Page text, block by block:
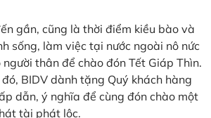
gần, cũng là thời điểm kiều bào và
sống, làm việc tại nước ngoài nô nức
thân để chào đón Tết Giáp Thìn.
BIDV dành tặng Quý khách hàng
dẫn, ý nghĩa để cùng đón chào một
tài phát lộc.